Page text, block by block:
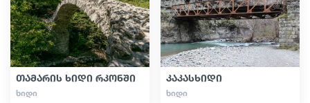
თამარის ხიდი რკონში
ᲮᲘᲓᲘ
კაკასხიდი
ᲮᲘᲓᲘ